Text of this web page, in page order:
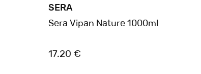
SERA
Sera Vipan Nature 1000ml
17.20 €